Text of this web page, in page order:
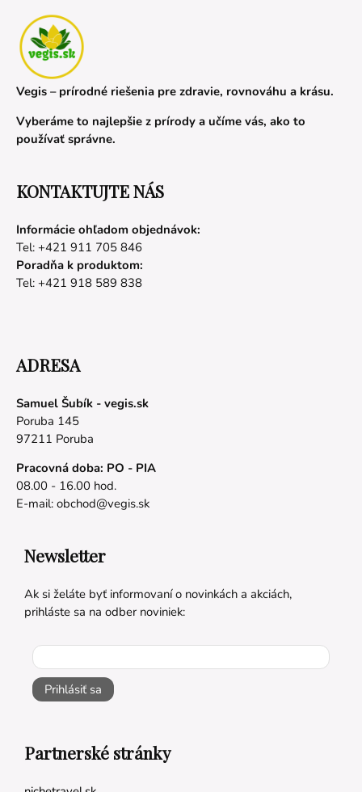
Vegis – prírodné riešenia pre zdravie, rovnováhu a krásu.
Vyberáme to najlepšie z prírody a učíme vás, ako to
používať správne.
KONTAKTUJTE NÁS
Informácie ohľadom objednávok:
Tel: +421 911 705 846
Poradňa k produktom:
Tel: +421 918 589 838
ADRESA
Samuel Šubík - vegis.sk
Poruba 145
97211 Poruba
Pracovná doba: PO - PIA
08.00 - 16.00 hod.
E-mail: obchod@vegis.sk
Newsletter
Ak si želáte byť informovaní o novinkách a akciách,
prihláste sa na odber noviniek:
Prihlásiť sa
Partnerské stránky